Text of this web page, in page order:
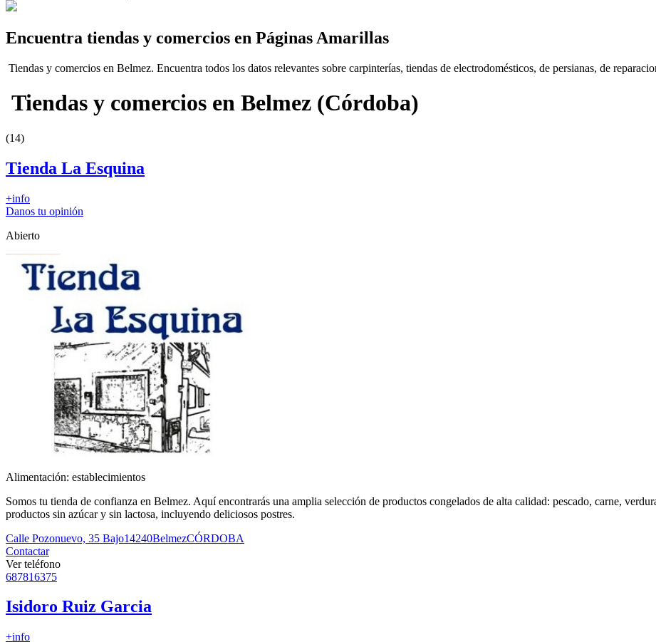
Encuentra tiendas y comercios en Páginas Amarillas
Tiendas y comercios en Belmez. Encuentra todos los datos relevantes sobre carpinterías, tiendas de electrodomésticos, de persianas, de
Tiendas y comercios en Belmez (Córdoba)
(14)
Tienda La Esquina
+info
Danos tu opinión
Abierto
Alimentación: establecimientos
Somos tu tienda de confianza en Belmez. Aquí encontrarás una amplia selección de productos congelados de alta calidad: pescado, carne,
productos sin azúcar y sin lactosa, incluyendo deliciosos postres.
Calle Pozonuevo, 35 Bajo14240BelmezCÓRDOBA
Contactar
Ver teléfono
687816375
Isidoro Ruiz Garcia
+info